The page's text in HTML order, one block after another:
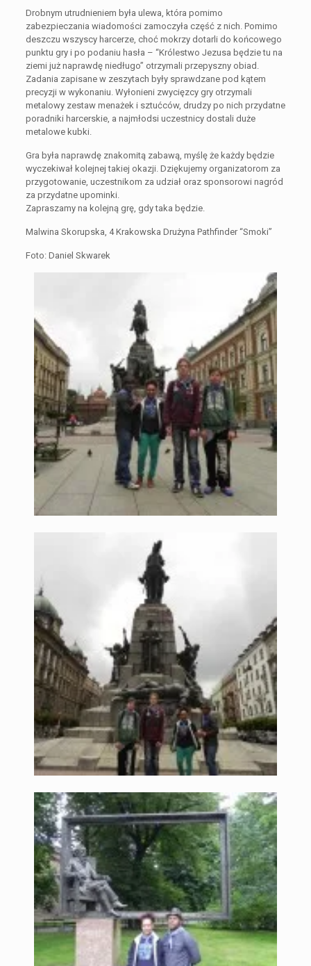
Drobnym utrudnieniem była ulewa, która pomimo
zabezpieczania wiadomości zamoczyła część z nich. Pomimo
deszczu wszyscy harcerze, choć mokrzy dotarli do końcowego
punktu gry i po podaniu hasła – “Królestwo Jezusa będzie tu na
ziemi już naprawdę niedługo” otrzymali przepyszny obiad.
Zadania zapisane w zeszytach były sprawdzane pod kątem
precyzji w wykonaniu. Wyłonieni zwycięzcy gry otrzymali
metalowy zestaw menażek i sztućców, drudzy po nich przydatne
poradniki harcerskie, a najmłodsi uczestnicy dostali duże
metalowe kubki.
Gra była naprawdę znakomitą zabawą, myślę że każdy będzie
wyczekiwał kolejnej takiej okazji. Dziękujemy organizatorom za
przygotowanie, uczestnikom za udział oraz sponsorowi nagród
za przydatne upominki.
Zapraszamy na kolejną grę, gdy taka będzie.
Malwina Skorupska, 4 Krakowska Drużyna Pathfinder “Smoki”
Foto: Daniel Skwarek